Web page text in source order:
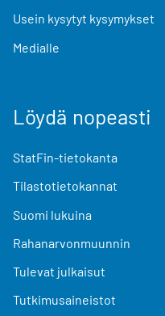
Usein kysytyt kysymykset
Medialle
Löydä nopeasti
StatFin-tietokanta
Tilastotietokannat
Suomi lukuina
Rahanarvonmuunnin
Tulevat julkaisut
Tutkimusaineistot